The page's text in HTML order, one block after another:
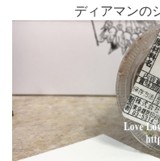
ディアマンの